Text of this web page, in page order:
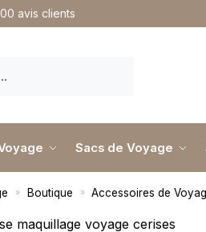
avis clients
Sacs de Voyage
» Boutique » Accessoires de